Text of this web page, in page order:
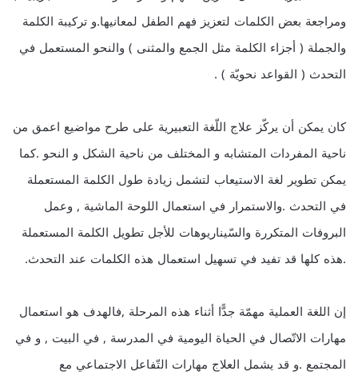
ومراجعة بعض الكلمات لتعزيز فهم الطفل لمعانيها.و تركيبة الكلمة
والجملة ( أجزاء الكلمة مثل الجمع والمثنى ) والنحو المستعمل في
التحدث ( القواعد نحويّة ) .
كان يمكن أن يركّز علاج اللّغة التعبيرية على طرح مواضيع اعمق من
ناحية المفردات المتشابه و المختلف من ناحية الشكل و النحو .كما
يمكن تطوير لغة الاستيعاب لتشمل زيادة طول الكلمة المستعملة
في التحدث .والاستمرار في استعمال اللوحة الماشية , وعمل
البروفات المتكررة والسّيناريوهات للأجل تطويل الكلمة المستعملة
.هذه كلها قد تفيد في تسهيل استعمال هذه الكلمات عند التحدث.
إن اللغة العملية مهمّة جدًّا أثناء هذه المرحلة ,فالهدف هو استعمال
مهارات الاتّصال في الحياة اليومية في المدرسة , في البيت , و في
المجتمع .و قد يشمل العلاج مهارات التّفاعل الاجتماعي مع